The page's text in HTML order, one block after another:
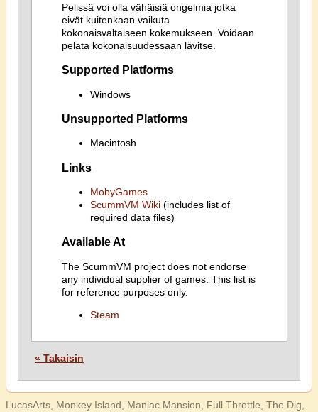
Pelissä voi olla vähäisiä ongelmia jotka
eivät kuitenkaan vaikuta
kokonaisvaltaiseen kokemukseen. Voidaan
pelata kokonaisuudessaan lävitse.
Supported Platforms
Windows
Unsupported Platforms
Macintosh
Links
MobyGames
ScummVM Wiki(includes list of
required data files)
Available At
The ScummVM project does not endorse
any individual supplier of games. This list is
for reference purposes only.
Steam
« Takaisin
LucasArts, Monkey Island, Maniac Mansion, Full Throttle, The Dig,